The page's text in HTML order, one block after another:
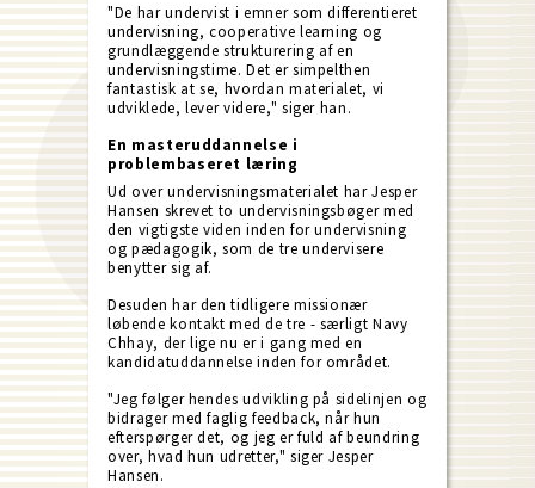
"De har undervist i emner som differentieret
undervisning, cooperative learning og
grundlæggende strukturering af en
undervisningstime. Det er simpelthen
fantastisk at se, hvordan materialet, vi
udviklede, lever videre," siger han.
En masteruddannelse i
problembaseret læring
Ud over undervisningsmaterialet har Jesper
Hansen skrevet to undervisningsbøger med
den vigtigste viden inden for undervisning
og pædagogik, som de tre undervisere
benytter sig af.
Desuden har den tidligere missionær
løbende kontakt med de tre - særligt Navy
Chhay, der lige nu er i gang med en
kandidatuddannelse inden for området.
"Jeg følger hendes udvikling på sidelinjen og
bidrager med faglig feedback, når hun
efterspørger det, og jeg er fuld af beundring
over, hvad hun udretter," siger Jesper
Hansen.